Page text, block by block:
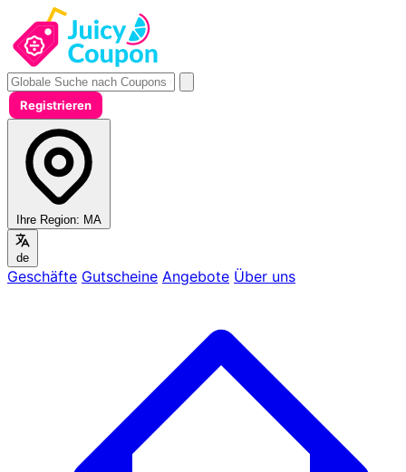
Registrieren
Ihre Region: MA
de
Geschäfte Gutscheine Angebote Über uns